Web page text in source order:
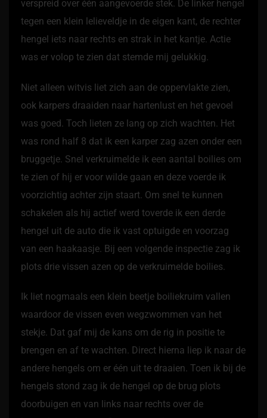
verspreid over één aangevoerde stek. De linker hengel
tegen een klein lelieveldje in de eigen kant, de rechter
hengel iets naar rechts en strak in het kantje. Actie
was er volop te zien dat stemde mij gelukkig.
Niet alleen witvis liet zich aan de oppervlakte zien,
ook karpers draaiden naar hartenlust en het gevoel
was goed. Toch lieten ze lang op zich wachten. Het
was rond half 8 dat ik een karper zag azen onder een
bruggetje. Snel verkruimelde ik een aantal boilies om
te zien of hij er voor wilde gaan en deze voerde ik
voorzichtig achter zijn staart. Om snel te kunnen
schakelen als hij actief werd toverde ik een derde
hengel uit de auto die ik vast optuigde en voorzag
van een haakaasje. Bij een volgende inspectie zag ik
plots drie vissen azen op de verkruimelde boilies.
Ik liet nogmaals een klein beetje boiliekruim vallen
waardoor de vissen even wegzwommen van het
stekje. Dat gaf mij de kans om de rig in positie te
brengen en af te wachten. Direct hierna liep ik naar de
andere hengels om er één uit te draaien. Toen ik bij de
hengels stond zag ik de hengel op de brug plots
doorbuigen en van links naar rechts over de